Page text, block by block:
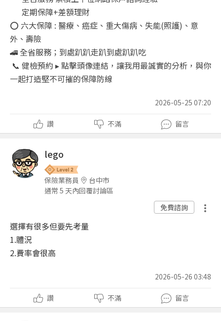
定期保障+差額理財
⭕ 六大保障 : 醫療、癌症、重大傷病、失能(照護)、意
外、壽險
🚄 全省服務；到處趴趴走趴到處趴趴吃
📞 健檢預約 ▸ 點擊頭像連結，讓我用最誠實的分析，與你
一起打造堅不可摧的保障防線
2026-05-25 07:20
讚 不滿 留言
lego
保險業務員
台中市
通常 5 天內回覆討論區
免費諮詢
選擇有很多但要先考量
1.體況
2.費率會很高
2026-05-26 03:48
讚 不滿 留言